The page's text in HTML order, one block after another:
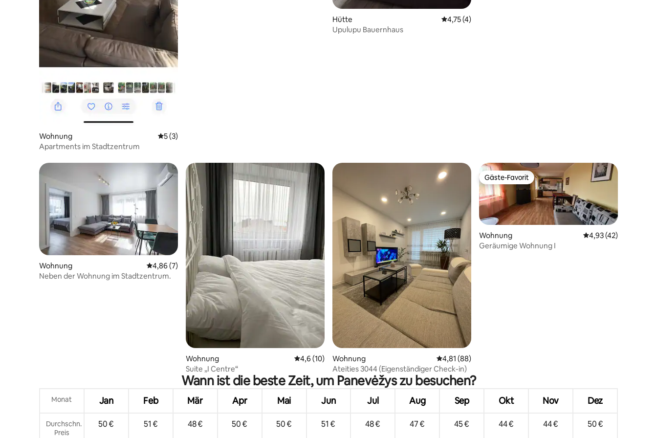
Wohnung Durchschnittliche Bewertung: 5 von 5, 3 Bewertungen
5 (3)
Apartments im Stadtzentrum
Hütte Durchschnittliche Bewertung: 4,75 von 5, 4 Bewertungen
4,75 (4)
Upulupu Bauernhaus
Wohnung Durchschnittliche Bewertung: 4,86 von 5, 7 Bewertungen
4,86 (7)
Neben der Wohnung im Stadtzentrum.
Wohnung Durchschnittliche Bewertung: 4,6 von 5, 10 Bewertungen
4,6 (10)
Suite „I Centre“
Wohnung Durchschnittliche Bewertung: 4,81 von 5, 88 Bewertungen
4,81 (88)
Ateities 3044 (Eigenständiger Check-in)
Gäste-Favorit
Gäste-Favorit
Wohnung Durchschnittliche
4,93 (42)
Geräumige Wohnung I
Wann ist die beste Zeit, um Panevėžys zu besuchen?
Monat Jan Feb Mär Apr Mai Jun Jul Aug Sep Okt Nov Dez
Durchschn.
Preis
50 € 51 € 48 € 50 € 50 € 51 € 48 € 47 € 45 € 44 € 44 € 50 €